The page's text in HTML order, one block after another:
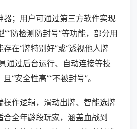
器；用户可通过第三方软件实现
”“防检测防封号”等功能，部分用
在“牌特别好”或“透视他人牌
通过后台运行、自动连接等技
“安全性高”“不被封号”。
操作逻辑，滑动出牌、智能选牌
全年龄段玩家，涵盖血战到